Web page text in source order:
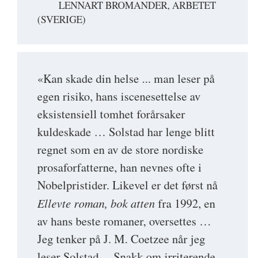
LENNART BROMANDER, ARBETET
(SVERIGE)
«Kan skade din helse ... man leser på
egen risiko, hans iscenesettelse av
eksistensiell tomhet forårsaker
kuldeskade … Solstad har lenge blitt
regnet som en av de store nordiske
prosaforfatterne, han nevnes ofte i
Nobelpristider. Likevel er det først nå
Ellevte roman, bok attenfra 1992, en
av hans beste romaner, oversettes …
Jeg tenker på J. M. Coetzee når jeg